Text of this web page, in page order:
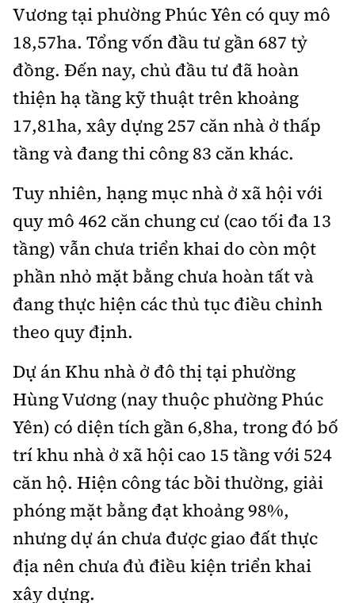
Thông tin tòa soạn
Vương tại phường Phúc Yên có quy mô
18,57ha. Tổng vốn đầu tư gần 687 tỷ
đồng. Đến nay, chủ đầu tư đã hoàn
thiện hạ tầng kỹ thuật trên khoảng
17,81ha, xây dựng 257 căn nhà ở thấp
tầng và đang thi công 83 căn khác.
Tuy nhiên, hạng mục nhà ở xã hội với
quy mô 462 căn chung cư (cao tối đa 13
tầng) vẫn chưa triển khai do còn một
phần nhỏ mặt bằng chưa hoàn tất và
đang thực hiện các thủ tục điều chỉnh
theo quy định.
Dự án Khu nhà ở đô thị tại phường
Hùng Vương (nay thuộc phường Phúc
Yên) có diện tích gần 6,8ha, trong đó bố
trí khu nhà ở xã hội cao 15 tầng với 524
căn hộ. Hiện công tác bồi thường, giải
phóng mặt bằng đạt khoảng 98%,
nhưng dự án chưa được giao đất thực
địa nên chưa đủ điều kiện triển khai
xây dựng.